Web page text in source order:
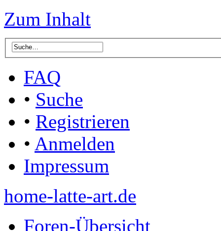
Zum Inhalt
FAQ
• Suche
• Registrieren
• Anmelden
Impressum
home-latte-art.de
Foren-Übersicht